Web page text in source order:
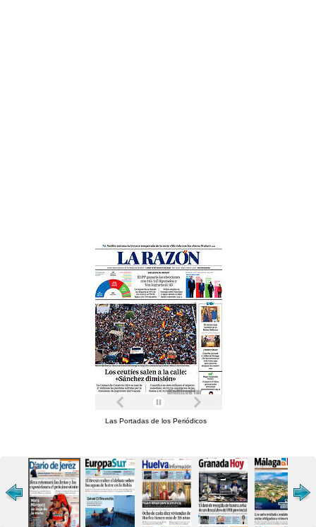
Las Portadas de los Periódicos